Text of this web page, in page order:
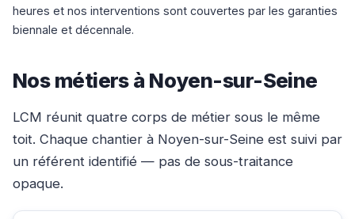
heures et nos interventions sont couvertes par les garanties
biennale et décennale.
Nos métiers à Noyen-sur-Seine
LCM réunit quatre corps de métier sous le même
toit. Chaque chantier à Noyen-sur-Seine est suivi par
un référent identifié — pas de sous-traitance
opaque.